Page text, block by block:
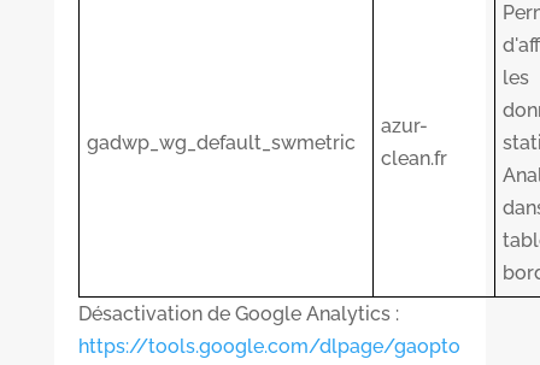
gadwp_wg_default_swmetric
azur-
clean.fr
les
Désactivation de Google Analytics :
https://tools.google.com/dlpage/gaopto